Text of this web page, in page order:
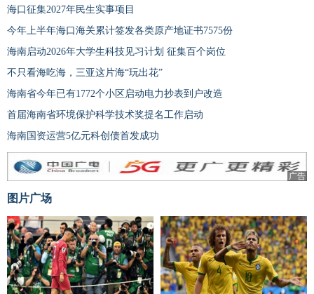
海口征集2027年民生实事项目
今年上半年海口海关累计签发各类原产地证书7575份
海南启动2026年大学生科技见习计划 征集百个岗位
不只看海吃海，三亚这片海“玩出花”
海南省今年已有1772个小区启动电力抄表到户改造
首届海南省环境保护科学技术奖提名工作启动
海南国资运营5亿元科创债首发成功
广告
图片广场